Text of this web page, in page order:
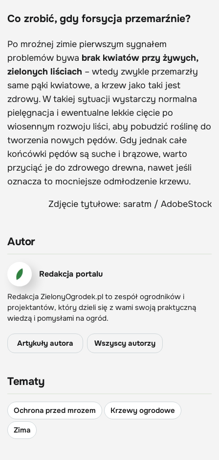
Co zrobić, gdy forsycja przemarźnie?
Po mroźnej zimie pierwszym sygnałem
problemów bywa brak kwiatów przy żywych,
zielonych liściach – wtedy zwykle przemarzły
same pąki kwiatowe, a krzew jako taki jest
zdrowy. W takiej sytuacji wystarczy normalna
pielęgnacja i ewentualne lekkie cięcie po
wiosennym rozwoju liści, aby pobudzić roślinę do
tworzenia nowych pędów. Gdy jednak całe
końcówki pędów są suche i brązowe, warto
przyciąć je do zdrowego drewna, nawet jeśli
oznacza to mocniejsze odmłodzenie krzewu.
Zdjęcie tytułowe: saratm / AdobeStock
Autor
Redakcja portalu
Redakcja ZielonyOgrodek.pl to zespół ogrodników i
projektantów, który dzieli się z wami swoją praktyczną
wiedzą i pomysłami na ogród.
Artykuły autora Wszyscy autorzy
Tematy
Ochrona przed mrozem
Krzewy ogrodowe
Zima